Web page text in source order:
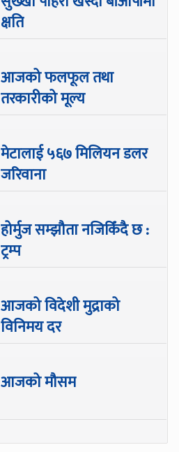
क्षति
आजको फलफूल तथा
तरकारीको मूल्य
मेटालाई ५६७ मिलियन डलर
जरिवाना
होर्मुज सम्झौता नजिकिँदै छ :
ट्रम्प
आजको विदेशी मुद्राको
विनिमय दर
आजको मौसम